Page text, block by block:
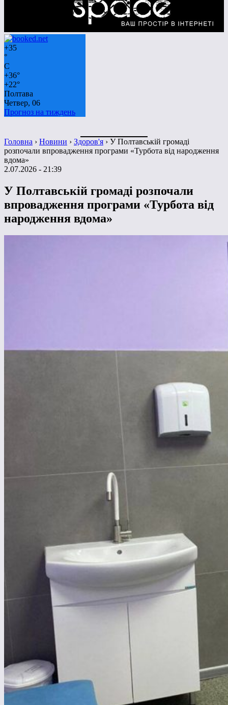
+35
°
C
+36°
+22°
Полтава
Четвер, 06
Прогноз на тиждень
Головна › Новини › Здоров'я › У Полтавській громаді
розпочали впровадження програми «Турбота від народження
вдома»
2.07.2026 - 21:39
У Полтавській громаді розпочали
впровадження програми «Турбота від
народження вдома»